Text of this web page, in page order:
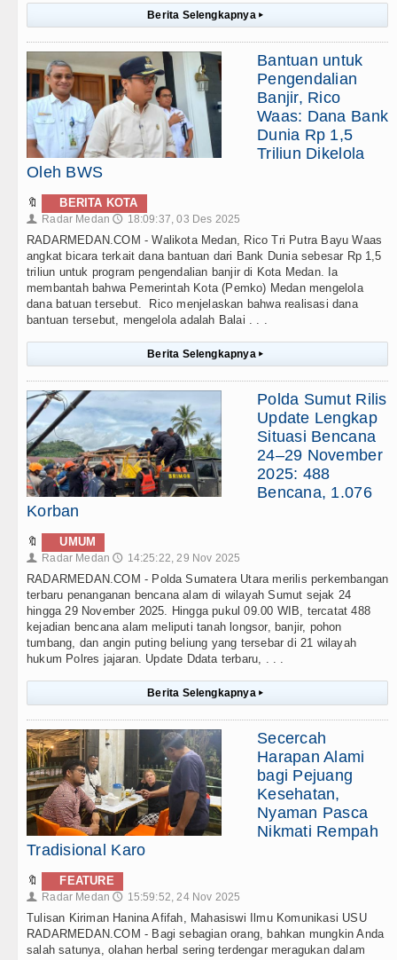
Berita Selengkapnya ▸
Bantuan untuk
Pengendalian
Banjir, Rico
Waas: Dana Bank
Dunia Rp 1,5
Triliun Dikelola
Oleh BWS
🔖 BERITA KOTA
👤 Radar Medan 🕔 18:09:37, 03 Des 2025
RADARMEDAN.COM - Walikota Medan, Rico Tri Putra Bayu Waas
angkat bicara terkait dana bantuan dari Bank Dunia sebesar Rp 1,5
triliun untuk program pengendalian banjir di Kota Medan. Ia
membantah bahwa Pemerintah Kota (Pemko) Medan mengelola
dana batuan tersebut. Rico menjelaskan bahwa realisasi dana
bantuan tersebut, mengelola adalah Balai . . .
Berita Selengkapnya ▸
Polda Sumut Rilis
Update Lengkap
Situasi Bencana
24–29 November
2025: 488
Bencana, 1.076
Korban
🔖 UMUM
👤 Radar Medan 🕔 14:25:22, 29 Nov 2025
RADARMEDAN.COM - Polda Sumatera Utara merilis perkembangan
terbaru penanganan bencana alam di wilayah Sumut sejak 24
hingga 29 November 2025. Hingga pukul 09.00 WIB, tercatat 488
kejadian bencana alam meliputi tanah longsor, banjir, pohon
tumbang, dan angin puting beliung yang tersebar di 21 wilayah
hukum Polres jajaran. Update Ddata terbaru, . . .
Berita Selengkapnya ▸
Secercah
Harapan Alami
bagi Pejuang
Kesehatan,
Nyaman Pasca
Nikmati Rempah
Tradisional Karo
🔖 FEATURE
👤 Radar Medan 🕔 15:59:52, 24 Nov 2025
Tulisan Kiriman Hanina Afifah, Mahasiswi Ilmu Komunikasi USU
RADARMEDAN.COM - Bagi sebagian orang, bahkan mungkin Anda
salah satunya, olahan herbal sering terdengar meragukan dalam